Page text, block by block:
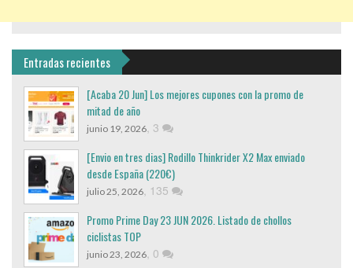
Entradas recientes
[Acaba 20 Jun] Los mejores cupones con la promo de
mitad de año
junio 19, 2026, 3
[Envio en tres dias] Rodillo Thinkrider X2 Max enviado
desde España (220€)
julio 25, 2026, 135
Promo Prime Day 23 JUN 2026. Listado de chollos
ciclistas TOP
junio 23, 2026, 0